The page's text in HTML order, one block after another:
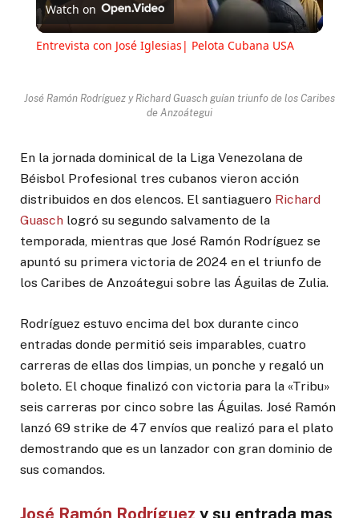
Video
Watch on
Entrevista con José Iglesias| Pelota Cubana USA
José Ramón Rodríguez y Richard Guasch guían triunfo de los Caribes
de Anzoátegui
En la jornada dominical de la Liga Venezolana de
Béisbol Profesional tres cubanos vieron acción
distribuidos en dos elencos. El santiaguero Richard
Guasch logró su segundo salvamento de la
temporada, mientras que José Ramón Rodríguez se
apuntó su primera victoria de 2024 en el triunfo de
los Caribes de Anzoátegui sobre las Águilas de Zulia.
Rodríguez estuvo encima del box durante cinco
entradas donde permitió seis imparables, cuatro
carreras de ellas dos limpias, un ponche y regaló un
boleto. El choque finalizó con victoria para la «Tribu»
seis carreras por cinco sobre las Águilas. José Ramón
lanzó 69 strike de 47 envíos que realizó para el plato
demostrando que es un lanzador con gran dominio de
sus comandos.
José Ramón Rodríguez y su entrada mas